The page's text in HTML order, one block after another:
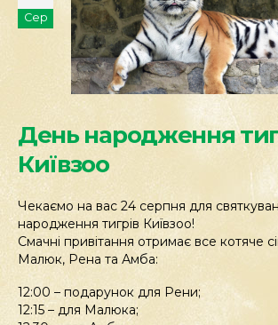
Сер
День народження
Київзоо
Чекаємо на вас 24 серпня для
народження тигрів Київзоо!
Смачні привітання отримає все котяче
Малюк, Рена та Амба:
12:00 – подарунок для Рени;
12:15 – для Малюка;